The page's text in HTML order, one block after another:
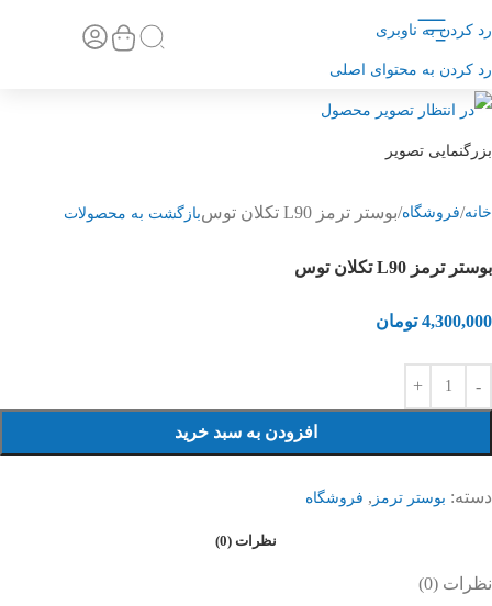
رد کردن به ناوبری
رد کردن به محتوای اصلی
بزرگنمایی تصویر
خانه فروشگاه بوستر ترمز L90 تکلان توس بازگشت به محصولات
بوستر ترمز L90 تکلان توس
4,300,000 تومان
افزودن به سبد خرید
دسته: بوستر ترمز , فروشگاه
نظرات (0)
نظرات (0)